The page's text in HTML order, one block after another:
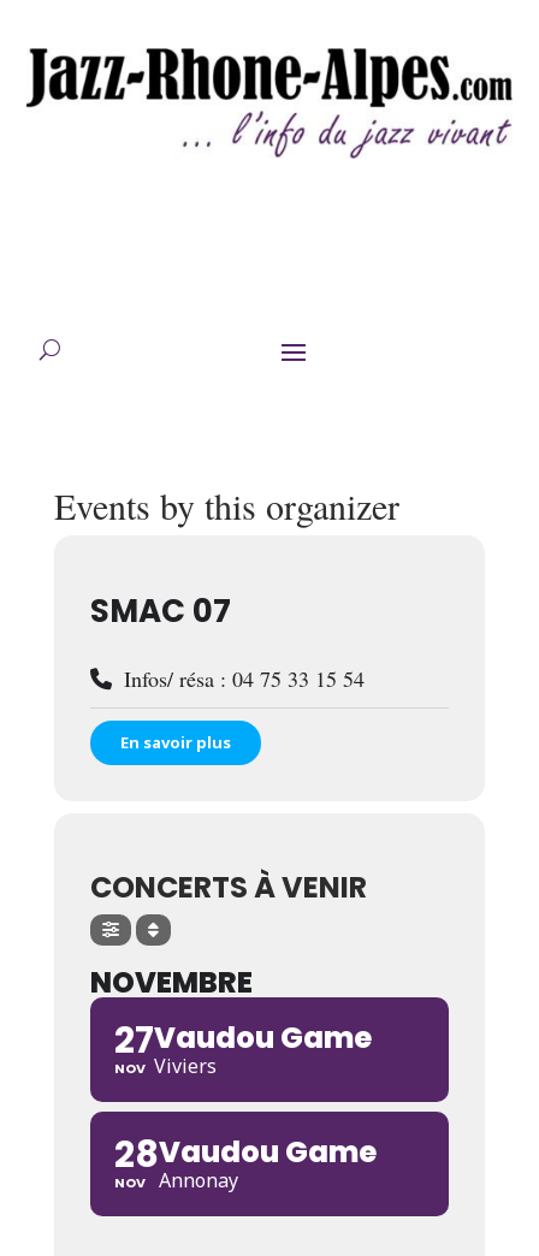
Events by this organizer
SMAC 07
Infos/ résa : 04 75 33 15 54
En savoir plus
CONCERTS À VENIR
NOVEMBRE
27
NOV
Vaudou Game
Viviers
28
NOV
Vaudou Game
Annonay